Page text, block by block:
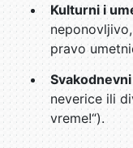
Kulturni i
pravo
neverice ili
vreme!“).